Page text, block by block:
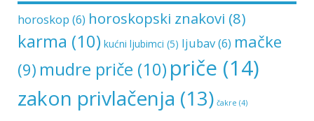
horoskop (6) horoskopski znakovi (8)
karma (10) kućni ljubimci (5) ljubav(6) mačke
(9) mudre priče (10) priče (14)
zakon privlačenja (13) čakre (4)